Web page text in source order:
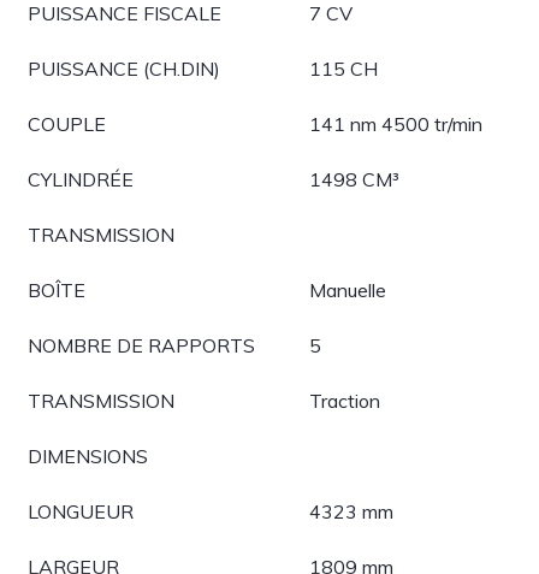
PUISSANCE FISCALE 7 CV
PUISSANCE (CH.DIN) 115 CH
COUPLE 141 nm 4500 tr/min
CYLINDRÉE 1498 CM³
TRANSMISSION
BOÎTE Manuelle
NOMBRE DE RAPPORTS 5
TRANSMISSION Traction
DIMENSIONS
LONGUEUR 4323 mm
LARGEUR 1809 mm